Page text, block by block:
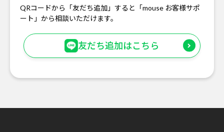
QRコードから「友だち追加」すると「mouse お客様サポ
ート」から相談いただけます。
友だち追加はこちら